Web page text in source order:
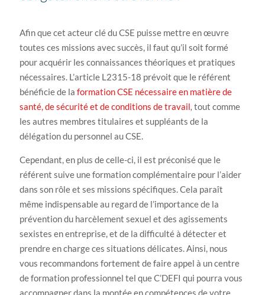
Afin que cet acteur clé du CSE puisse mettre en œuvre
toutes ces missions avec succès, il faut qu’il soit formé
pour acquérir les connaissances théoriques et pratiques
nécessaires. L’article L2315-18 prévoit que le référent
bénéficie de la formation CSE nécessaire en matière de
santé, de sécurité et de conditions de travail, tout comme
les autres membres titulaires et suppléants de la
délégation du personnel au CSE.
Cependant, en plus de celle-ci, il est préconisé que le
référent suive une formation complémentaire pour l’aider
dans son rôle et ses missions spécifiques. Cela paraît
même indispensable au regard de l’importance de la
prévention du harcèlement sexuel et des agissements
sexistes en entreprise, et de la difficulté à détecter et
prendre en charge ces situations délicates. Ainsi, nous
vous recommandons fortement de faire appel à un centre
de formation professionnel tel que C’DEFI qui pourra vous
accompagner dans la montée en compétences de votre